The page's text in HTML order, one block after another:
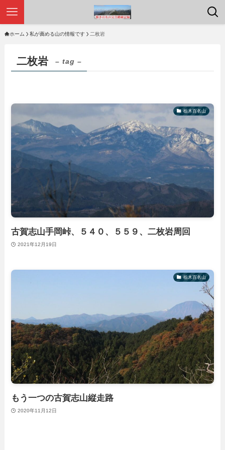
ホーム 私が薦める山の情報です 二枚岩
二枚岩 – tag –
栃木百名山
古賀志山手岡峠、５４０、５５９、二枚岩周回
2021年12月19日
栃木百名山
もう一つの古賀志山縦走路
2020年11月12日